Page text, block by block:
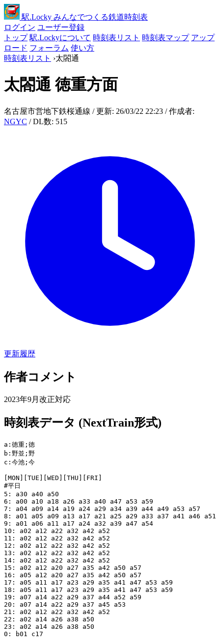
駅.Locky みんなでつくる鉄道時刻表
ログイン ユーザー登録
トップ 駅.Lockyについて 時刻表リスト 時刻表マップ アップ
ロード フォーラム 使い方
時刻表リスト ›太閤通
太閤通徳重方面
名古屋市営地下鉄桜通線 / 更新: 26/03/22 22:23 / 作成者:
NGYC / DL数: 515
更新履歴
作者コメント
2023年9月改正対応
時刻表データ (NextTrain形式)
a:徳重;徳
b:野並;野
c:今池;今
[MON][TUE][WED][THU][FRI]
#平日
5: a30 a40 a50
6: a00 a10 a18 a26 a33 a40 a47 a53 a59
7: a04 a09 a14 a19 a24 a29 a34 a39 a44 a49 a53 a57
8: a01 a05 a09 a13 a17 a21 a25 a29 a33 a37 a41 a46 a51
9: a01 a06 a11 a17 a24 a32 a39 a47 a54
10: a02 a12 a22 a32 a42 a52
11: a02 a12 a22 a32 a42 a52
12: a02 a12 a22 a32 a42 a52
13: a02 a12 a22 a32 a42 a52
14: a02 a12 a22 a32 a42 a52
15: a02 a12 a20 a27 a35 a42 a50 a57
16: a05 a12 a20 a27 a35 a42 a50 a57
17: a05 a11 a17 a23 a29 a35 a41 a47 a53 a59
18: a05 a11 a17 a23 a29 a35 a41 a47 a53 a59
19: a07 a14 a22 a29 a37 a44 a52 a59
20: a07 a14 a22 a29 a37 a45 a53
21: a02 a12 a22 a32 a42 a52
22: a02 a14 a26 a38 a50
23: a02 a14 a26 a38 a50
0: b01 c17